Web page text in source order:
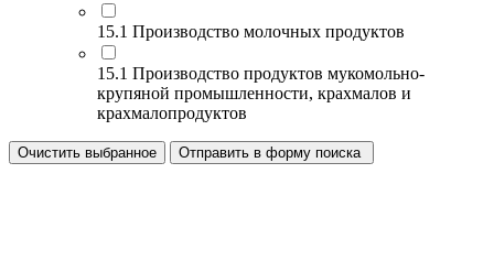
15.1 Производство молочных продуктов
15.1 Производство продуктов мукомольно-
крупяной промышленности, крахмалов и
крахмалопродуктов